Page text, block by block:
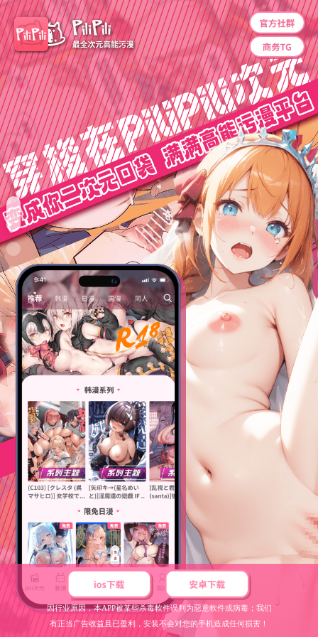
因行业原因，本APP被某些杀毒軟件误判为惡意軟件或病毒；我们
有正当广告收益且已盈利，安装不会对您的手机造成任何损害！